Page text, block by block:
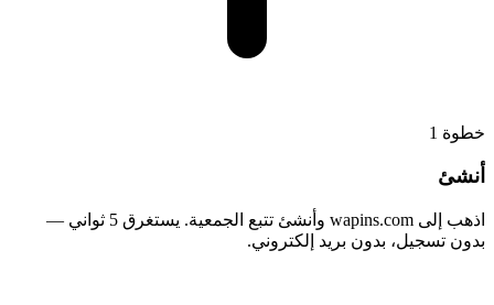
خطوة 1
أنشئ
اذهب إلى wapins.com وأنشئ تتبع الجمعية. يستغرق 5 ثواني —
بدون تسجيل، بدون بريد إلكتروني.